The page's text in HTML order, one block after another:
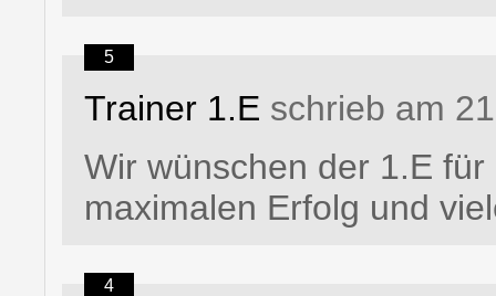
5
Trainer 1.E schrieb am
Wir wünschen der 1.E
maximalen Erfolg und
4